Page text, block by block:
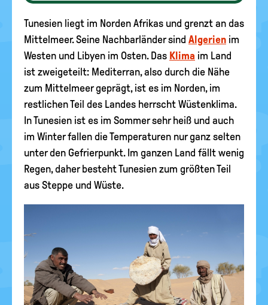
Tunesien liegt im Norden Afrikas und grenzt an das
Mittelmeer. Seine Nachbarländer sind Algerien im
Westen und Libyen im Osten. Das Klima im Land
ist zweigeteilt: Mediterran, also durch die Nähe
zum Mittelmeer geprägt, ist es im Norden, im
restlichen Teil des Landes herrscht Wüstenklima.
In Tunesien ist es im Sommer sehr heiß und auch
im Winter fallen die Temperaturen nur ganz selten
unter den Gefrierpunkt. Im ganzen Land fällt wenig
Regen, daher besteht Tunesien zum größten Teil
aus Steppe und Wüste.